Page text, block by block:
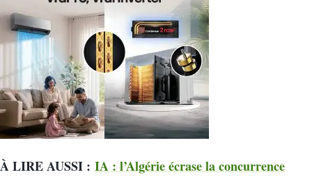
À LIRE AUSSI : IA : l’Algérie écrase la concurrence